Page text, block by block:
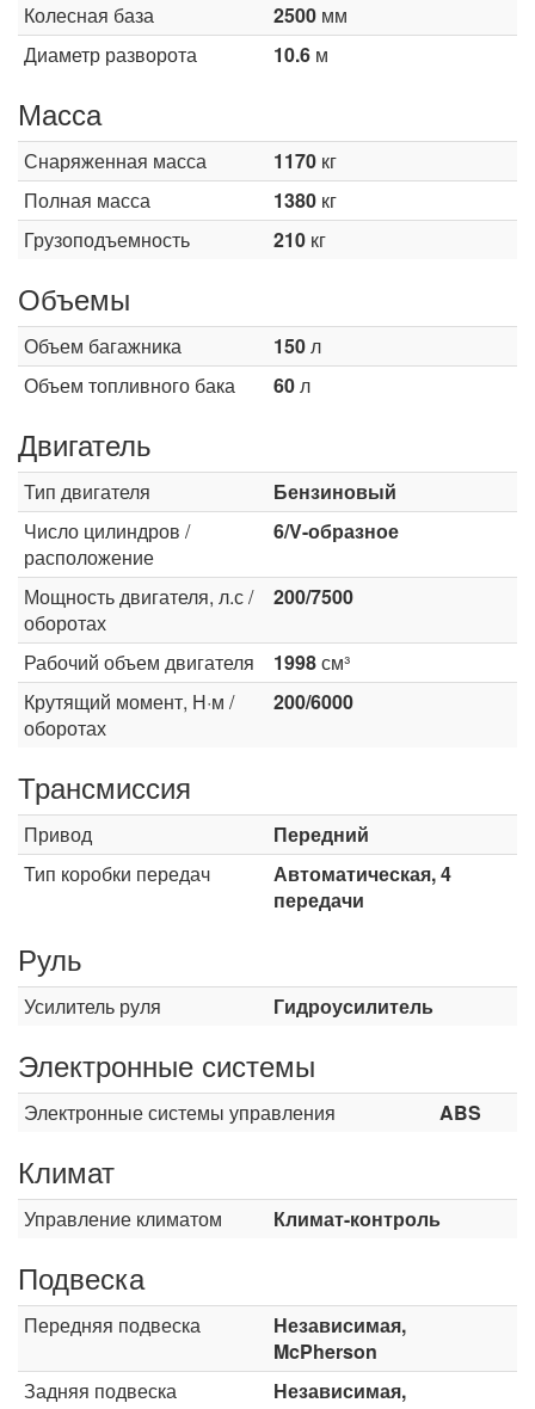
Колесная база
2500 мм
Диаметр разворота
10.6 м
Масса
Снаряженная масса 1170 кг
Полная масса
1380 кг
Грузоподъемность
210 кг
Объемы
Объем багажника 150л
Объем топливного бака
60л
Двигатель
Тип двигателя
Бензиновый
Число цилиндров /
расположение
6/V-образное
Мощность двигателя, л.с /
оборотах
200/7500
Рабочий объем двигателя 1998см³
Крутящий момент, Н·м /
оборотах
200/6000
Трансмиссия
Привод
Передний
Тип коробки передач
Автоматическая, 4
передачи
Руль
Усилитель руля Гидроусилитель
Электронные системы
Электронные системы управления ABS
Климат
Управление климатом Климат-контроль
Подвеска
Передняя подвеска
Независимая,
McPherson
Задняя подвеска
Независимая,